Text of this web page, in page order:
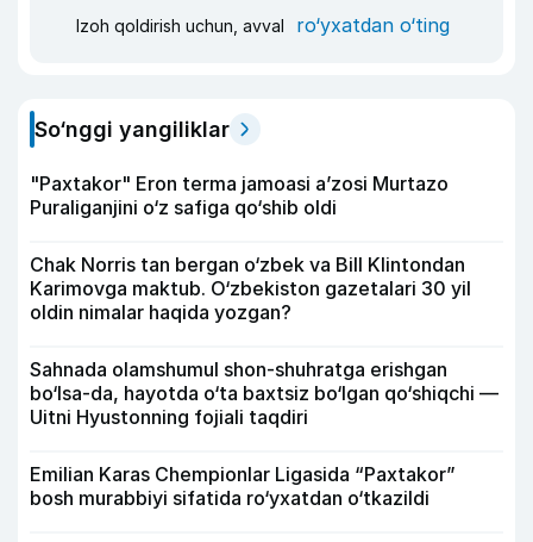
Izoh qoldirish uchun, avval ro‘yxatdan o‘ting
So‘nggi yangiliklar
"Paxtakor" Eron terma jamoasi a’zosi Murtazo
Puraliganjini o‘z safiga qo‘shib oldi
Chak Norris tan bergan o‘zbek va Bill Klintondan
Karimovga maktub. O‘zbekiston gazetalari 30 yil
oldin nimalar haqida yozgan?
Sahnada olamshumul shon-shuhratga erishgan
bo‘lsa-da, hayotda o‘ta baxtsiz bo‘lgan qo‘shiqchi —
Uitni Hyustonning fojiali taqdiri
Emilian Karas Chempionlar Ligasida “Paxtakor”
bosh murabbiyi sifatida ro‘yxatdan o‘tkazildi